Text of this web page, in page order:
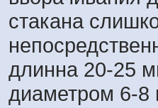
стакана
длинна 20-25
диаметром 6-